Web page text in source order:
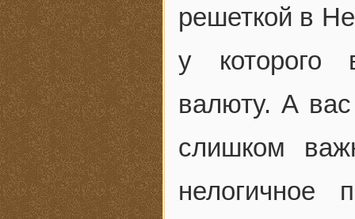
решеткой в
у которого
валюту. А
слишком
нелогичное